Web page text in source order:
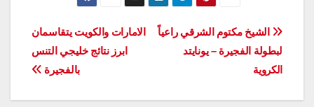
تصفّح
المقالات
الامارات والكويت يتقاسمان
ابرز نتائج خليجي التنس
بالفجيرة
الشيخ مكتوم الشرقي راعياً
لبطولة الفجيرة – يونايتد
الكروية